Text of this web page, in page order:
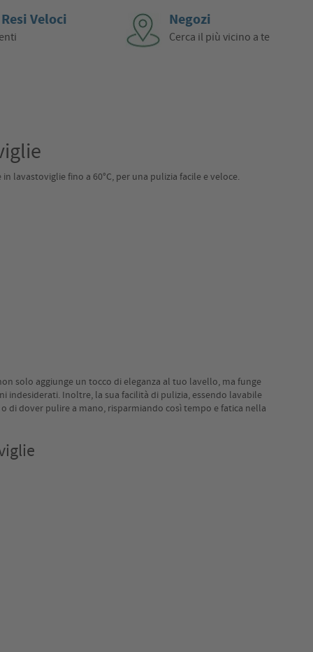
Veloci Negozi
Cerca il più vicino a te
lavastoviglie fino a 60°C, per una pulizia facile e veloce.
solo aggiunge un tocco di eleganza al tuo lavello, ma funge
indesiderati. Inoltre, la sua facilità di pulizia, essendo lavabile
di dover pulire a mano, risparmiando così tempo e fatica nella